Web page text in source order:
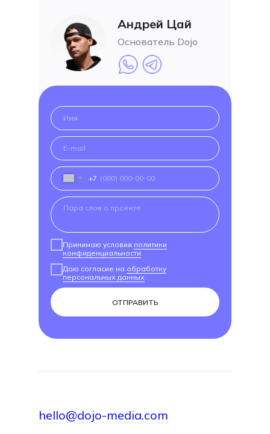
Андрей Цай
Основатель Dojo
+7
Принимаю условия политики
конфиденциальности
Даю согласие на обработку
персональных данных
ОТПРАВИТЬ
hello@dojo-media.com